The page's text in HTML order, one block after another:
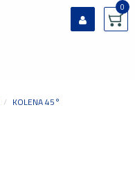
0
KOLENA 45°